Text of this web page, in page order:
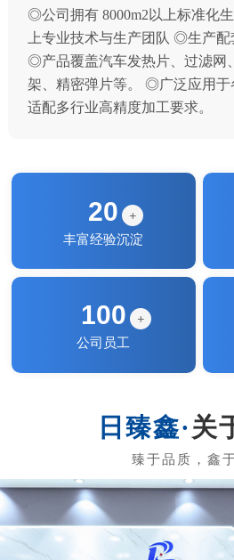
◎公司拥有 8000m2以上标准化
上专业技术与生产团队 ◎生产配
◎产品覆盖汽车发热片、过滤网
架、精密弹片等。 ◎广泛应用于
适配多行业高精度加工要求。
20
+
丰富经验沉淀
100
+
公司员工
关